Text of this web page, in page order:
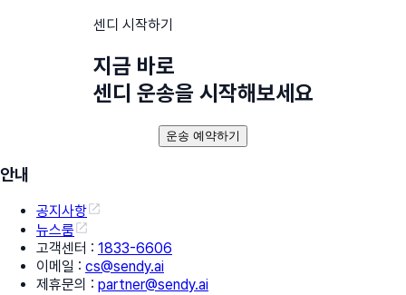
센디 시작하기
지금 바로
센디 운송을 시작해보세요
운송 예약하기
안내
공지사항
뉴스룸
고객센터 : 1833-6606
이메일 : cs@sendy.ai
제휴문의 : partner@sendy.ai